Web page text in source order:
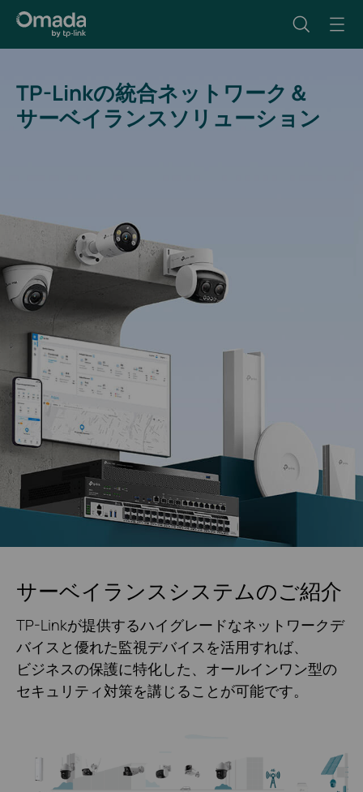
TP-Linkの統合ネットワーク＆
サーベイランスソリューション
サーベイランスシステムのご紹介
TP-Linkが提供するハイグレードなネットワークデ
バイスと優れた監視デバイスを活用すれば、
ビジネスの保護に特化した、オールインワン型の
セキュリティ対策を講じることが可能です。